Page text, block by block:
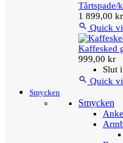
Tårtspade/
1 899,00 kr
 Quick
Kaffesked
999,00 kr
Slut
 Quick
Smycken
Smycken